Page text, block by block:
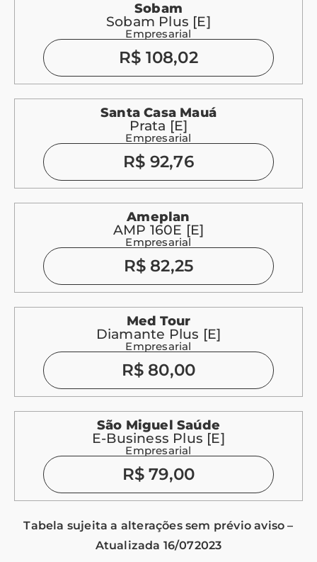
Sobam
Sobam Plus [E]
Empresarial
R$ 108,02
Santa Casa Mauá
Prata [E]
Empresarial
R$ 92,76
Ameplan
AMP 160E [E]
Empresarial
R$ 82,25
Med Tour
Diamante Plus [E]
Empresarial
R$ 80,00
São Miguel Saúde
E-Business Plus [E]
Empresarial
R$ 79,00
Tabela sujeita a alterações sem prévio aviso –
Atualizada 16/072023